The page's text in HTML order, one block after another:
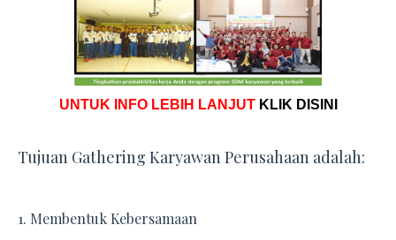
UNTUK INFO LEBIH LANJUT KLIK DISINI
Tujuan Gathering Karyawan Perusahaan adalah:
1. Membentuk Kebersamaan